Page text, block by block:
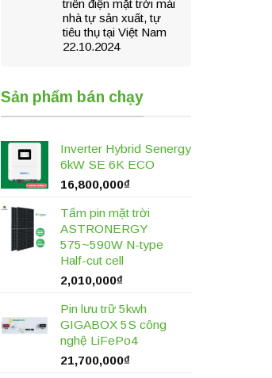
triển điện mặt trời mái
nhà tự sản xuất, tự
tiêu thụ tại Việt Nam
22.10.2024
Sản phẩm bán chạy
Inverter Hybrid Senergy
6kW SE 6K ECO
16,800,000₫
Tấm pin mặt trời
ASTRONERGY
575~590W N-type
Half-cut cell
2,010,000₫
Pin lưu trữ 5kwh
GIGABOX 5S công
nghệ LiFePo4
21,700,000₫